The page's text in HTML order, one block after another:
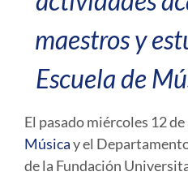
maestros y
Escuela de
El pasado miércoles 12
Músicay el
de la Fundación